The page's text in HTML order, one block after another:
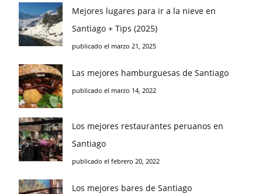
Mejores lugares para ir a la nieve en
Santiago + Tips (2025)
publicado el marzo 21, 2025
Las mejores hamburguesas de Santiago
publicado el marzo 14, 2022
Los mejores restaurantes peruanos en
Santiago
publicado el febrero 20, 2022
Los mejores bares de Santiago